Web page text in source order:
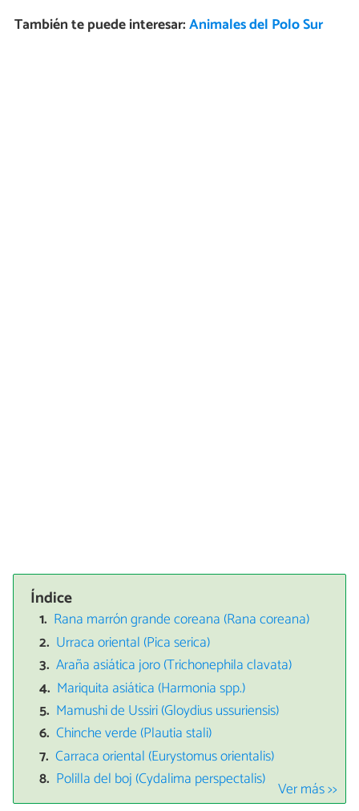
También te puede interesar:Animales del Polo Sur
Índice
Rana marrón grande coreana (Rana coreana)
Urraca oriental (Pica serica)
Araña asiática joro (Trichonephila clavata)
Mariquita asiática (Harmonia spp.)
Mamushi de Ussiri (Gloydius ussuriensis)
Chinche verde (Plautia stali)
Carraca oriental (Eurystomus orientalis)
Polilla del boj (Cydalima perspectalis) Ver más >>